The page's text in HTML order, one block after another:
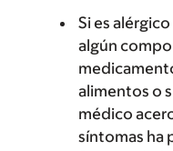
Si es
algún
alimentos o
médico
síntomas ha